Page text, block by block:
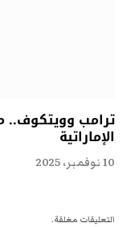
ترامب وويتكوف..
الإماراتية
10 نوفمبر، 2025
التعليقات مغلقة.